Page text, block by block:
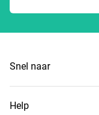
Snel naar
Help